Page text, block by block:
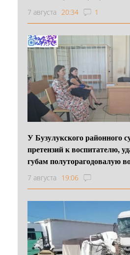
7 августа 20:34 1
У Бузулукского районного
претензий к воспитателю,
губам полуторагодовалую
7 августа 19:06